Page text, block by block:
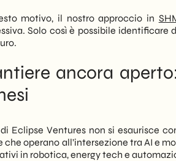
motivo, il nostro approccio in
Solo così è possibile identificare
ancora
Eclipse Ventures non si esaurisce
che operano all’intersezione tra AI e
in robotica, energy tech e